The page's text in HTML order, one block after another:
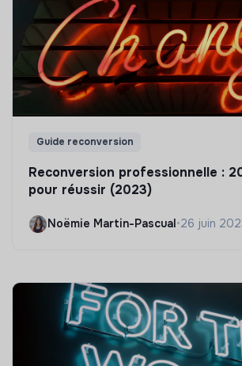
Guide reconversion
Reconversion professionnelle :
pour réussir (2023)
Noëmie Martin-Pascual•26 juin